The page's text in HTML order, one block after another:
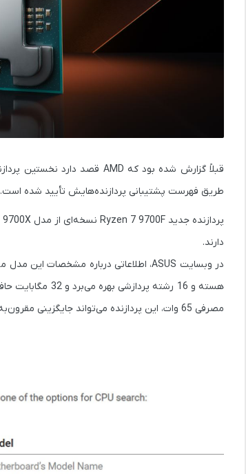
طریق فهرست پشتیبانی پردازنده‌هایش تأیید شده است.
دارند.
مصرفی 65 وات، این پردازنده می‌تواند جایگزینی مقرون‌به‌صرفه برای 9700X باشد، مخصوصاً برای کاربرانی که کارت گرافیک جداگانه دارند.